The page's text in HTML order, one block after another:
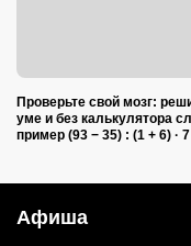
Проверьте свой мозг:
уме и без калькулятора
пример (93 − 35) : (1 + 6) ·
Афиша